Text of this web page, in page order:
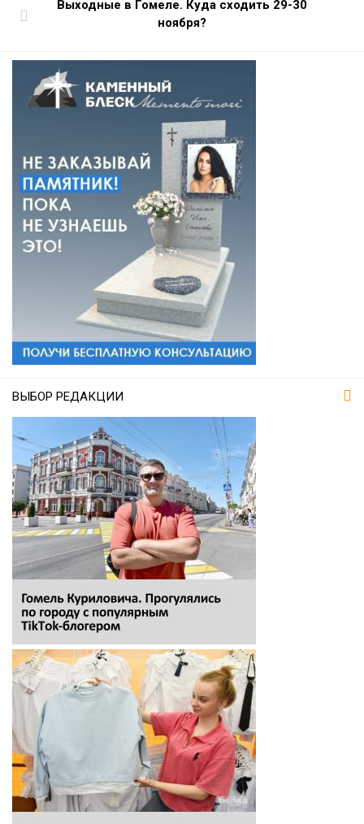
Выходные в Гомеле. Куда сходить 29-30
ноября?
ВЫБОР РЕДАКЦИИ